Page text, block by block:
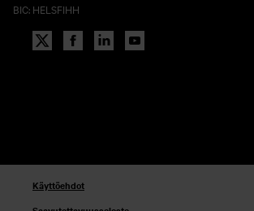
BIC: HELSFIHH
Käyttöehdot